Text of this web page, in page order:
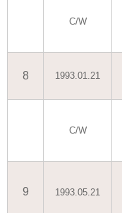
C/W
8 1993.01.21
C/W
9 1993.05.21